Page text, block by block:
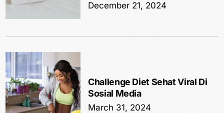
December 21, 2024
Challenge Diet Sehat Viral Di
Sosial Media
March 31, 2024